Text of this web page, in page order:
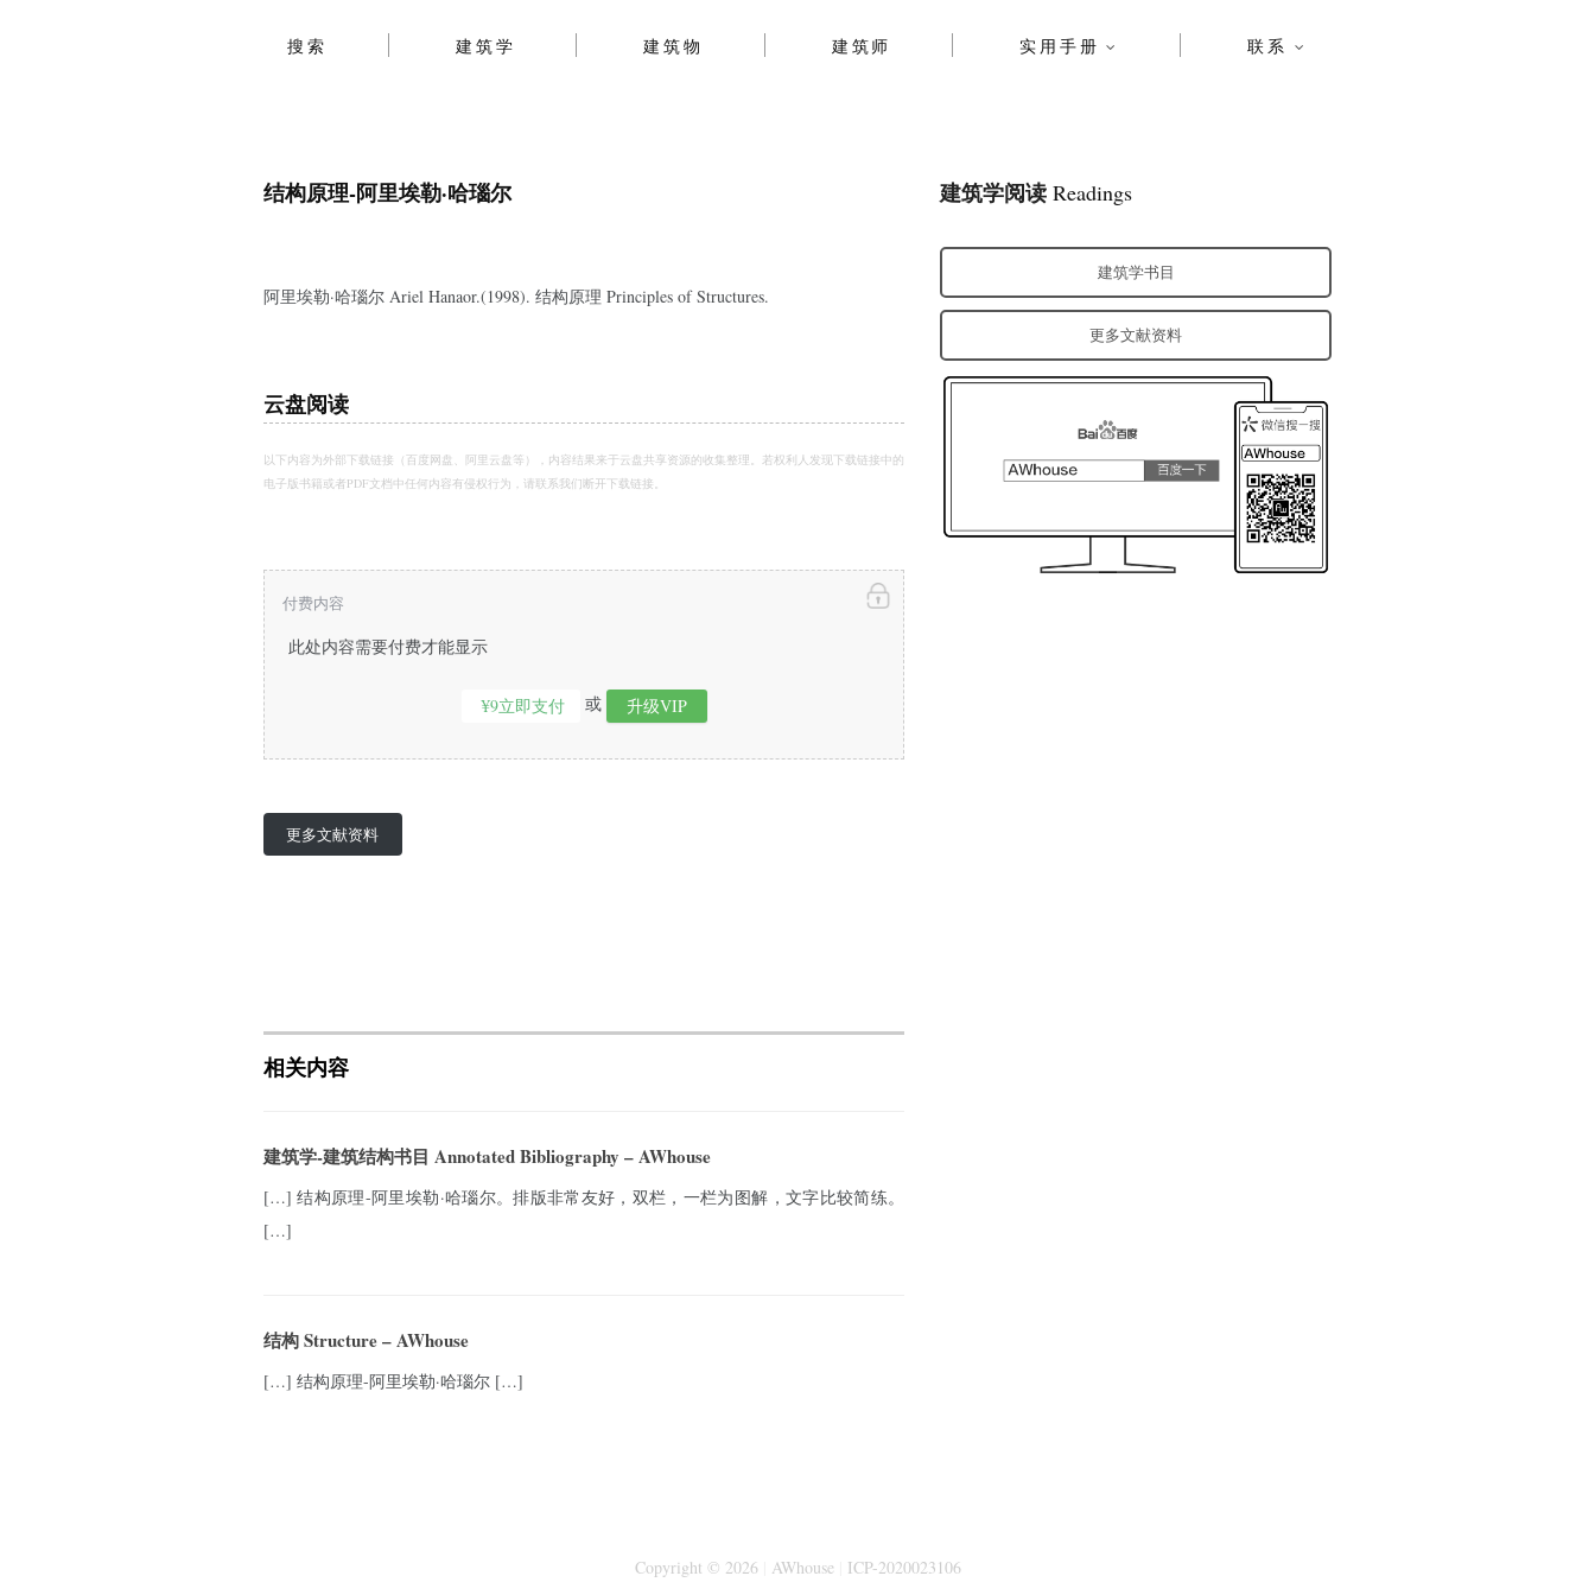
搜索 建筑学 建筑物 建筑师 实用手册 联系
结构原理-阿里埃勒·哈瑙尔
阿里埃勒·哈瑙尔 Ariel Hanaor.(1998). 结构原理 Principles of Structures.
云盘阅读
以下内容为外部下载链接（百度网盘、阿里云盘等），内容结果来于云盘共享资源的收集整理。若权利人发现下载链接中的
电子版书籍或者PDF文档中任何内容有侵权行为，请联系我们断开下载链接。
此处内容需要付费才能显示
¥9立即支付 或 升级VIP
付费内容
更多文献资料
相关内容
建筑学-建筑结构书目 Annotated Bibliography – AWhouse
[…] 结构原理-阿里埃勒·哈瑙尔。排版非常友好，双栏，一栏为图解，文字比较简练。
[…]
结构 Structure – AWhouse
[…] 结构原理-阿里埃勒·哈瑙尔 […]
建筑学阅读 Readings
建筑学书目
更多文献资料
Copyright © 2026| AWhouse ICP-2020023106